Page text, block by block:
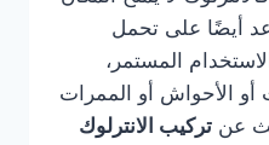
أيضًا على تحمل
المستمر،
الأحواش أو الممرات
عن تركيب الانترلوك